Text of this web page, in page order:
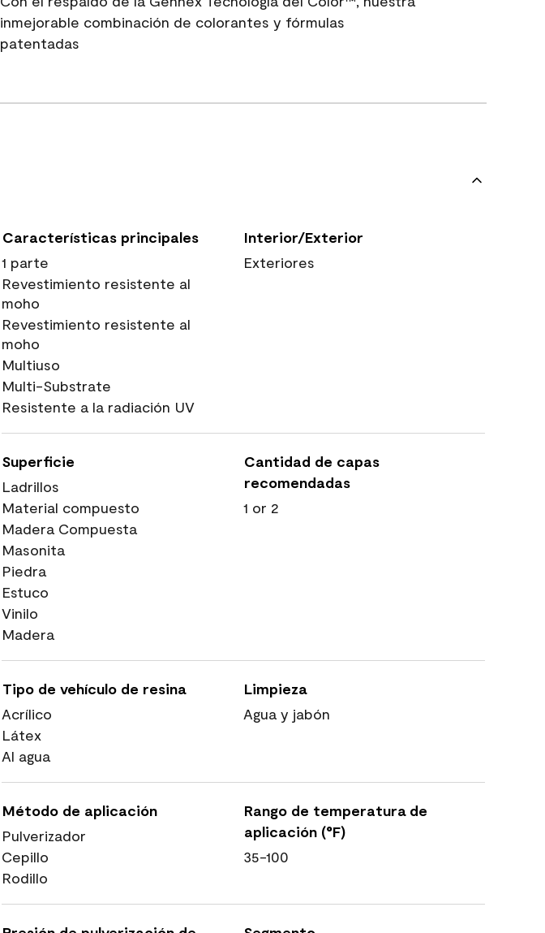
inmejorable combinación de colorantes y fórmulas
patentadas
Características principales
1 parte
Revestimiento resistente al
moho
Revestimiento resistente al
moho
Multiuso
Multi-Substrate
Resistente a la radiación UV
Interior/Exterior
Exteriores
Superficie
Ladrillos
Material compuesto
Madera Compuesta
Masonita
Piedra
Estuco
Vinilo
Madera
Cantidad de capas
recomendadas
1 or 2
Tipo de vehículo de resina
Acrílico
Látex
Al agua
Limpieza
Agua y jabón
Método de aplicación
Pulverizador
Cepillo
Rodillo
Rango de temperatura de
aplicación (°F)
35-100